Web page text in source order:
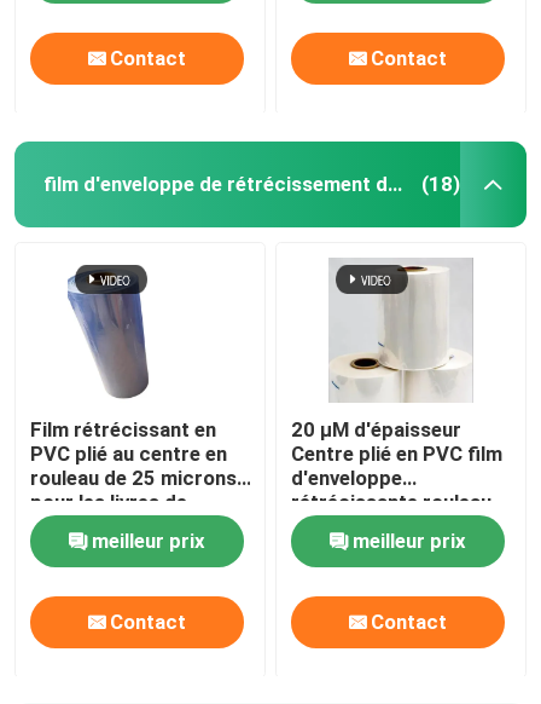
Contact Contact
film d'enveloppe de rétrécissement de PVC (18)
Film rétrécissant en
PVC plié au centre en
rouleau de 25 microns
pour les livres de
cosmétiques
meilleur prix
Contact
20 μM d'épaisseur
Centre plié en PVC film
d'enveloppe
rétrécissante rouleau
pour paniers cadeaux
paniersmeilleur prix
Contact